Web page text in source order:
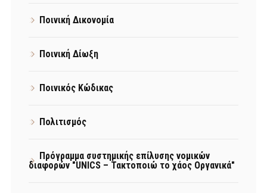
Ποινική Δικονομία
Ποινική Δίωξη
Ποινικός Κώδικας
Πολιτισμός
Πρόγραμμα συστημικής επίλυσης νομικών
διαφορών "UNICS – Τακτοποιώ το χάος Οργανικά"